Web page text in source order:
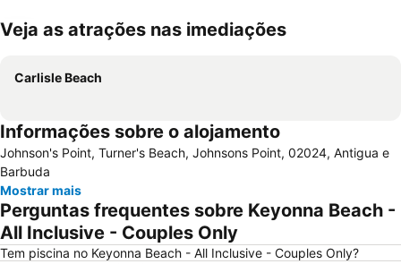
Ampliar mapa
Veja as atrações nas imediações
Carlisle Beach
Informações sobre o alojamento
Johnson's Point, Turner's Beach, Johnsons Point, 02024, Antigua e
Barbuda
Mostrar mais
Perguntas frequentes sobre Keyonna Beach -
All Inclusive - Couples Only
Tem piscina no Keyonna Beach - All Inclusive - Couples Only?